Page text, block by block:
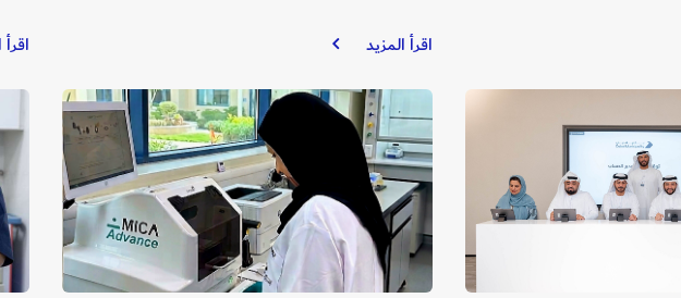
اقرأ المزيد
بلدية
تُسجّل
رقماً
عالمياً
أفضل
الممارسات
ومعايير
الحوكمة